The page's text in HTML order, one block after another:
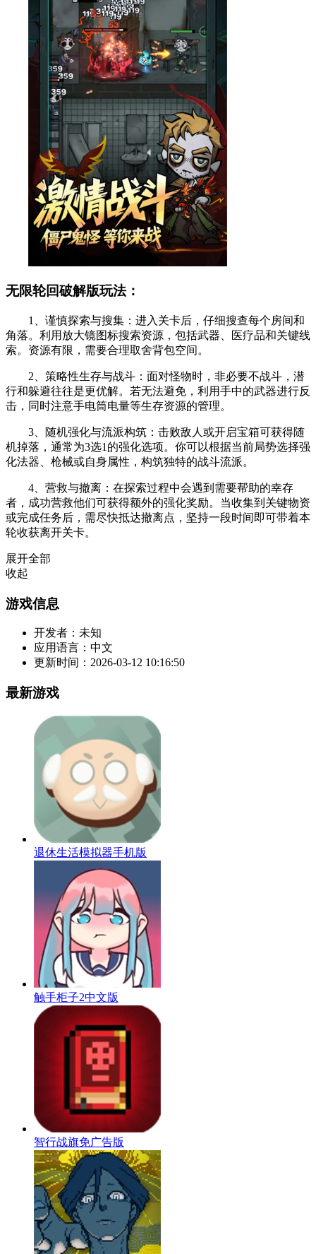
无限轮回破解版玩法：
1、谨慎探索与搜集：进入关卡后，仔细搜查每个房间和
角落。利用放大镜图标搜索资源，包括武器、医疗品和关键线
索。资源有限，需要合理取舍背包空间。
2、策略性生存与战斗：面对怪物时，非必要不战斗，潜
行和躲避往往是更优解。若无法避免，利用手中的武器进行反
击，同时注意手电筒电量等生存资源的管理。
3、随机强化与流派构筑：击败敌人或开启宝箱可获得随
机掉落，通常为3选1的强化选项。你可以根据当前局势选择强
化法器、枪械或自身属性，构筑独特的战斗流派。
4、营救与撤离：在探索过程中会遇到需要帮助的幸存
者，成功营救他们可获得额外的强化奖励。当收集到关键物资
或完成任务后，需尽快抵达撤离点，坚持一段时间即可带着本
轮收获离开关卡。
展开全部
收起
游戏信息
开发者： 未知
应用语言： 中文
更新时间： 2026-03-12 10:16:50
最新游戏
退休生活模拟器手机版
触手柜子2中文版
智行战旗免广告版